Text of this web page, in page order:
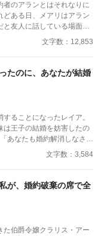
者のアランとはそれなりに
どある日、メアリはアラン
と友人に話している場面に
なぜかアランはこの婚約
誤解しているよう
文字数：12,853
たのに、あなたが結婚
ることになったレイア。
は王子の結婚を妨害したの
文字数：3,584
が、婚約破棄の席で全
た伯爵令嬢クラリス・アー